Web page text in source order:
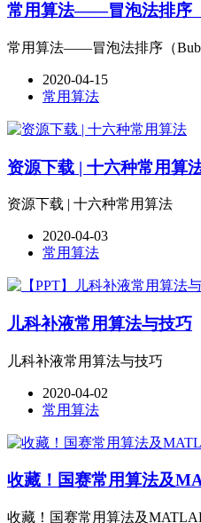
常用算法——冒泡法排序
常用算法——冒泡法排序（
2020-04-15
常用算法
资源下载 | 十六种常用算
资源下载 | 十六种常用算法
2020-04-03
常用算法
儿科补液常用算法与技巧
儿科补液常用算法与技巧
2020-04-02
常用算法
收藏！国赛常用算法及
收藏！国赛常用算法及